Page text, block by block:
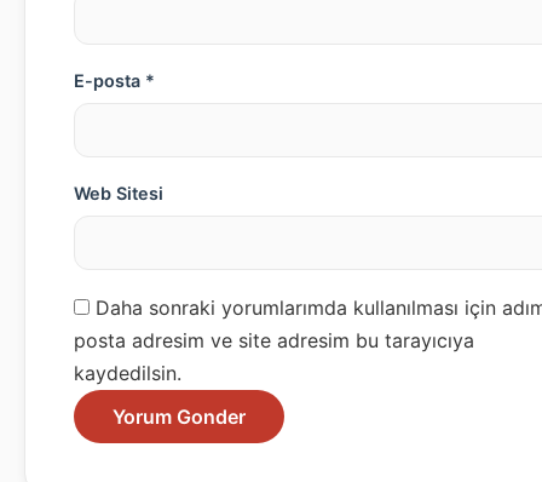
E-posta *
Web Sitesi
Daha sonraki yorumlarımda kullanılması için
posta adresim ve site adresim bu tarayıcıya
kaydedilsin.